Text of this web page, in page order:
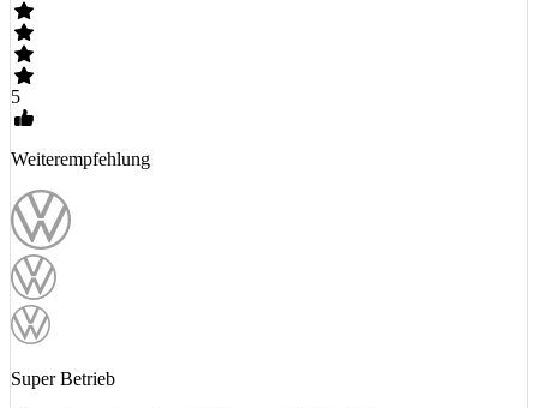
5
Weiterempfehlung
Super Betrieb